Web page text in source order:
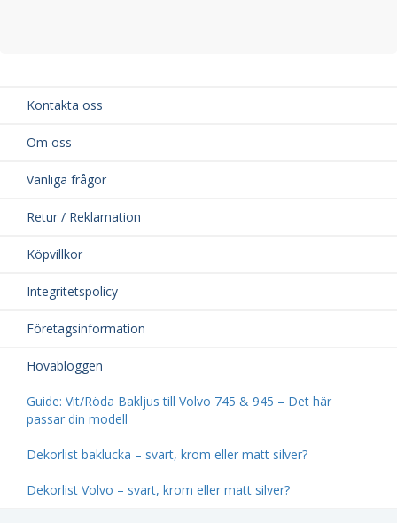
Kontakta oss
Om oss
Vanliga frågor
Retur / Reklamation
Köpvillkor
Integritetspolicy
Företagsinformation
Hovabloggen
Guide: Vit/Röda Bakljus till Volvo 745 & 945 – Det här
passar din modell
Dekorlist baklucka – svart, krom eller matt silver?
Dekorlist Volvo – svart, krom eller matt silver?